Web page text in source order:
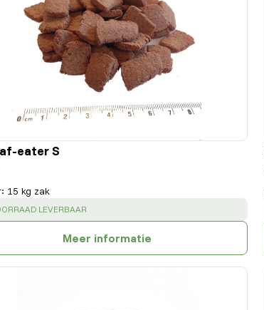
eater S
: 15 kg zak
: LEVERBAAR
Meer informatie